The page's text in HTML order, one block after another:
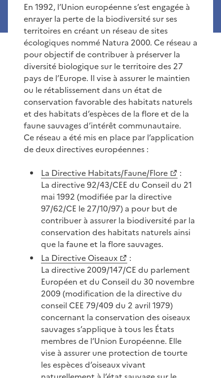
En 1992, l’Union européenne s’est engagée à
enrayer la perte de la biodiversité sur ses
territoires en créant un réseau de sites
écologiques nommé Natura 2000. Ce réseau a
pour objectif de contribuer à préserver la
diversité biologique sur le territoire des 27
pays de l’Europe. Il vise à assurer le maintien
ou le rétablissement dans un état de
conservation favorable des habitats naturels
et des habitats d’espèces de la flore et de la
faune sauvages d’intérêt communautaire.
Ce réseau a été mis en place par l’application
de deux directives européennes :
La Directive Habitats/Faune/Flore
:
La directive 92/43/CEE du Conseil du 21
mai 1992 (modifiée par la directive
97/62/CE le 27/10/97) a pour but de
contribuer à assurer la biodiversité par la
conservation des habitats naturels ainsi
que la faune et la flore sauvages.
La Directive Oiseaux
:
La directive 2009/147/CE du parlement
Européen et du Conseil du 30 novembre
2009 (modification de la directive du
conseil CEE 79/409 du 2 avril 1979)
concernant la conservation des oiseaux
sauvages s’applique à tous les États
membres de l’Union Européenne. Elle
vise à assurer une protection de tourte
les espèces d’oiseaux vivant